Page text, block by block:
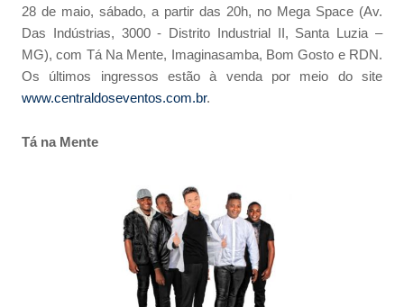
28 de maio, sábado, a partir das 20h, no Mega Space (Av.
Das Indústrias, 3000 - Distrito Industrial II, Santa Luzia –
MG), com Tá Na Mente, Imaginasamba, Bom Gosto e RDN.
Os últimos ingressos estão à venda por meio do site
www.centraldoseventos.com.br.
Tá na Mente